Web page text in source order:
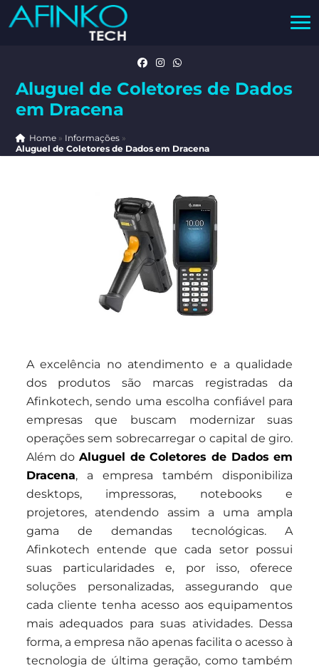
Aluguel de Coletores de Dados
em Dracena
Home» Informações »
Aluguel de Coletores de Dados em Dracena
A excelência no atendimento e a qualidade
dos produtos são marcas registradas da
Afinkotech, sendo uma escolha confiável para
empresas que buscam modernizar suas
operações sem sobrecarregar o capital de giro.
Além doAluguel de Coletores de Dados em
Dracena, a empresa também disponibiliza
desktops, impressoras, notebooks e
projetores, atendendo assim a uma ampla
gama de demandas tecnológicas. A
Afinkotech entende que cada setor possui
suas particularidades e, por isso, oferece
soluções personalizadas, assegurando que
cada cliente tenha acesso aos equipamentos
mais adequados para suas atividades. Dessa
forma, a empresa não apenas facilita o acesso à
tecnologia de última geração, como também